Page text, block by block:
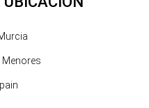
Menores